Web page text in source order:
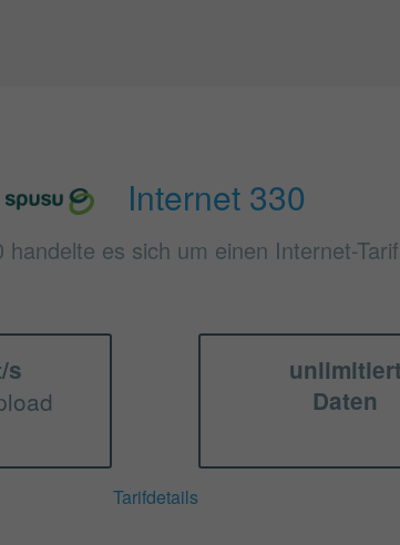
Internet 330
handelte es sich um einen Internet-
s
unlimitiert
Daten
Tarifdetails